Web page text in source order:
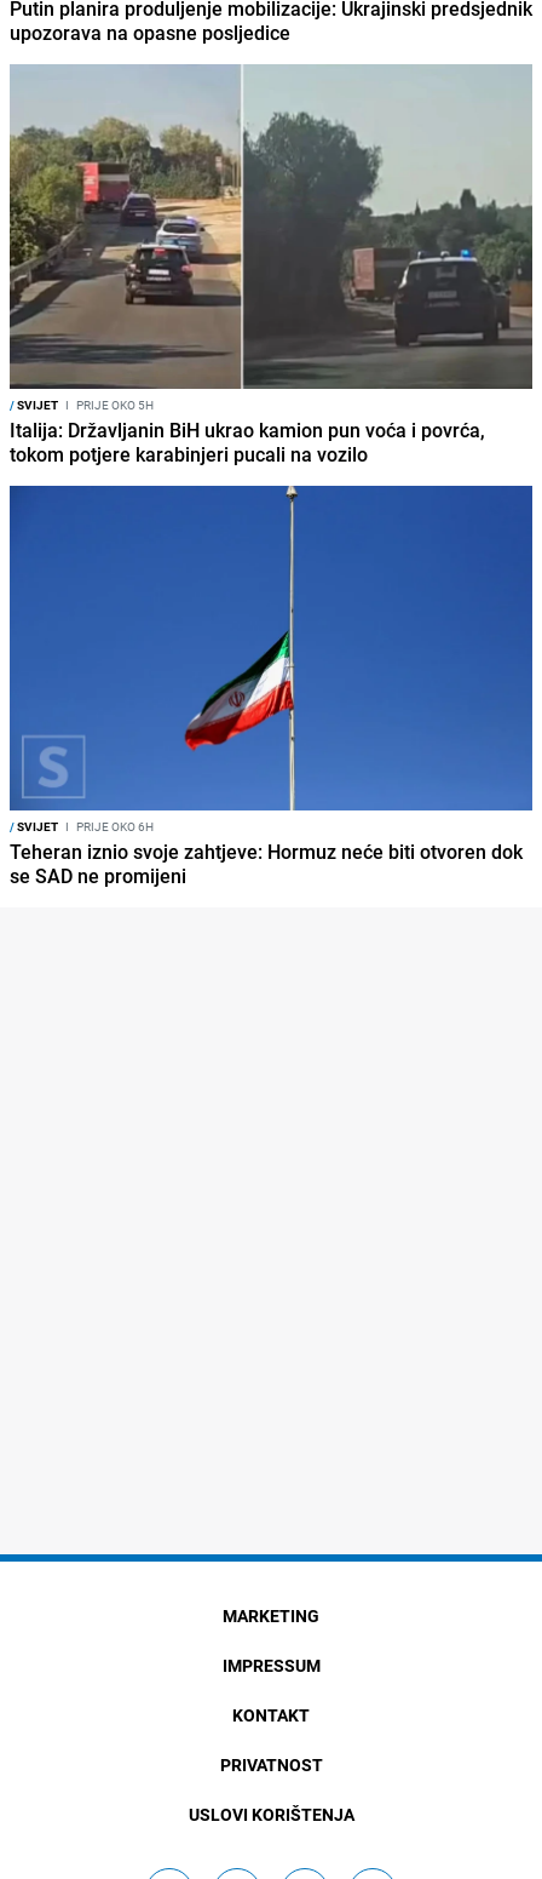
Putin planira produljenje mobilizacije: Ukrajinski predsjednik
upozorava na opasne posljedice
/SVIJET I PRIJE OKO 5H
Italija: Državljanin BiH ukrao kamion pun voća i povrća,
tokom potjere karabinjeri pucali na vozilo
/SVIJET I PRIJE OKO 6H
Teheran iznio svoje zahtjeve: Hormuz neće biti otvoren dok
se SAD ne promijeni
MARKETING
IMPRESSUM
KONTAKT
PRIVATNOST
USLOVI KORIŠTENJA